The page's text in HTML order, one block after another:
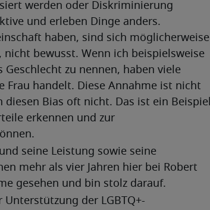
werden oder Diskriminierung
und erleben Dinge anders.
haben, sind sich möglicherweise
bewusst. Wenn ich beispielsweise
zu nennen, haben viele
Frau handelt. Diese Annahme ist nicht
Bias oft nicht. Das ist ein Beispiel
erkennen und zur
seine Leistung sowie seine
mehr als vier Jahren hier bei Robert
gesehen und bin stolz darauf.
der LGBTQ+-